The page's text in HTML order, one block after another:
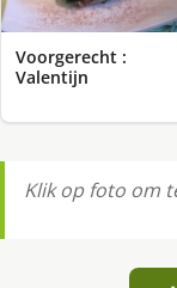
Voorgerecht :
Valentijn
Klik op foto om